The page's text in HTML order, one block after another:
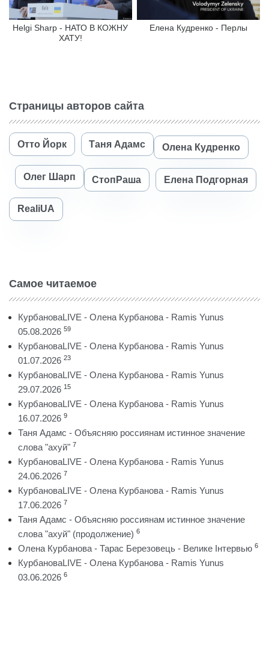
Helgi Sharp - НАТО В КОЖНУ
ХАТУ!
Елена Кудренко - Перлы
Страницы авторов сайта
Отто Йорк Таня Адамс Олена Кудренко
Олег Шарп СтопРаша Елена Подгорная
RealiUA
Самое читаемое
КурбановаLIVE - Олена Курбанова - Ramis Yunus
05.08.2026 59
КурбановаLIVE - Олена Курбанова - Ramis Yunus
01.07.2026 23
КурбановаLIVE - Олена Курбанова - Ramis Yunus
29.07.2026 15
КурбановаLIVE - Олена Курбанова - Ramis Yunus
16.07.2026 9
Таня Адамс - Объясняю россиянам истинное значение
слова "ахуй" 7
КурбановаLIVE - Олена Курбанова - Ramis Yunus
24.06.2026 7
КурбановаLIVE - Олена Курбанова - Ramis Yunus
17.06.2026 7
Таня Адамс - Объясняю россиянам истинное значение
слова "ахуй" (продолжение) 6
Олена Курбанова - Тарас Березовець - Велике Інтервью 6
КурбановаLIVE - Олена Курбанова - Ramis Yunus
03.06.2026 6